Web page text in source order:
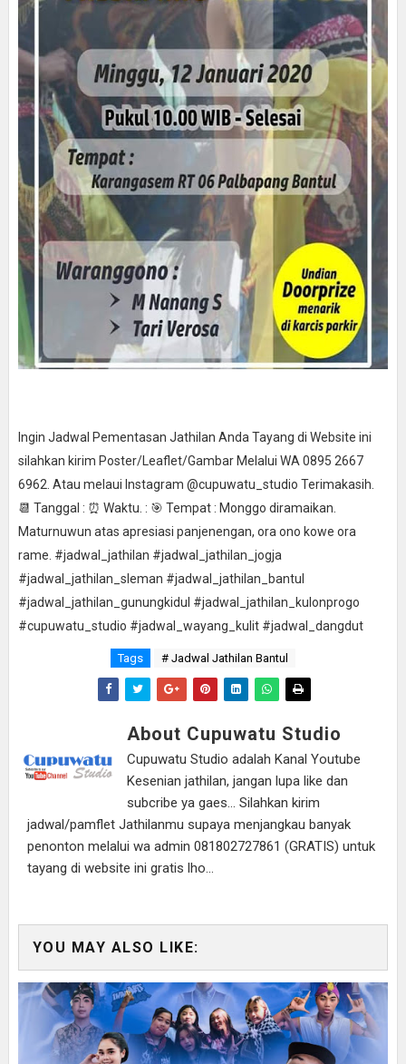
Ingin Jadwal Pementasan Jathilan Anda Tayang di Website ini
silahkan kirim Poster/Leaflet/Gambar Melalui WA 0895 2667
6962. Atau melaui Instagram @cupuwatu_studio Terimakasih.
📆 Tanggal : ⏰ Waktu. : 🎯 Tempat : Monggo diramaikan.
Maturnuwun atas apresiasi panjenengan, ora ono kowe ora
rame. #jadwal_jathilan #jadwal_jathilan_jogja
#jadwal_jathilan_sleman #jadwal_jathilan_bantul
#jadwal_jathilan_gunungkidul #jadwal_jathilan_kulonprogo
#cupuwatu_studio #jadwal_wayang_kulit #jadwal_dangdut
Tags # Jadwal Jathilan Bantul
About Cupuwatu Studio
Cupuwatu Studio adalah Kanal Youtube
Kesenian jathilan, jangan lupa like dan
subcribe ya gaes... Silahkan kirim
jadwal/pamflet Jathilanmu supaya menjangkau banyak
penonton melalui wa admin 081802727861 (GRATIS) untuk
tayang di website ini gratis lho...
YOU MAY ALSO LIKE: